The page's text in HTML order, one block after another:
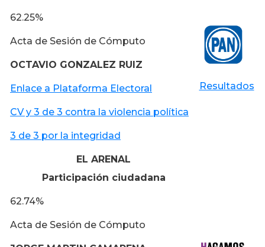
62.25%
Acta de Sesión de Cómputo
OCTAVIO GONZALEZ RUIZ
Enlace a Plataforma Electoral
CV y 3 de 3 contra la violencia política
3 de 3 por la integridad
Resultados
EL ARENAL
Participación ciudadana
62.74%
Acta de Sesión de Cómputo